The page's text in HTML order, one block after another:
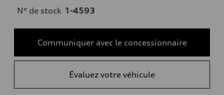
N° de stock 1-4593
Communiquer avec le concessionnaire
Évaluez votre véhicule